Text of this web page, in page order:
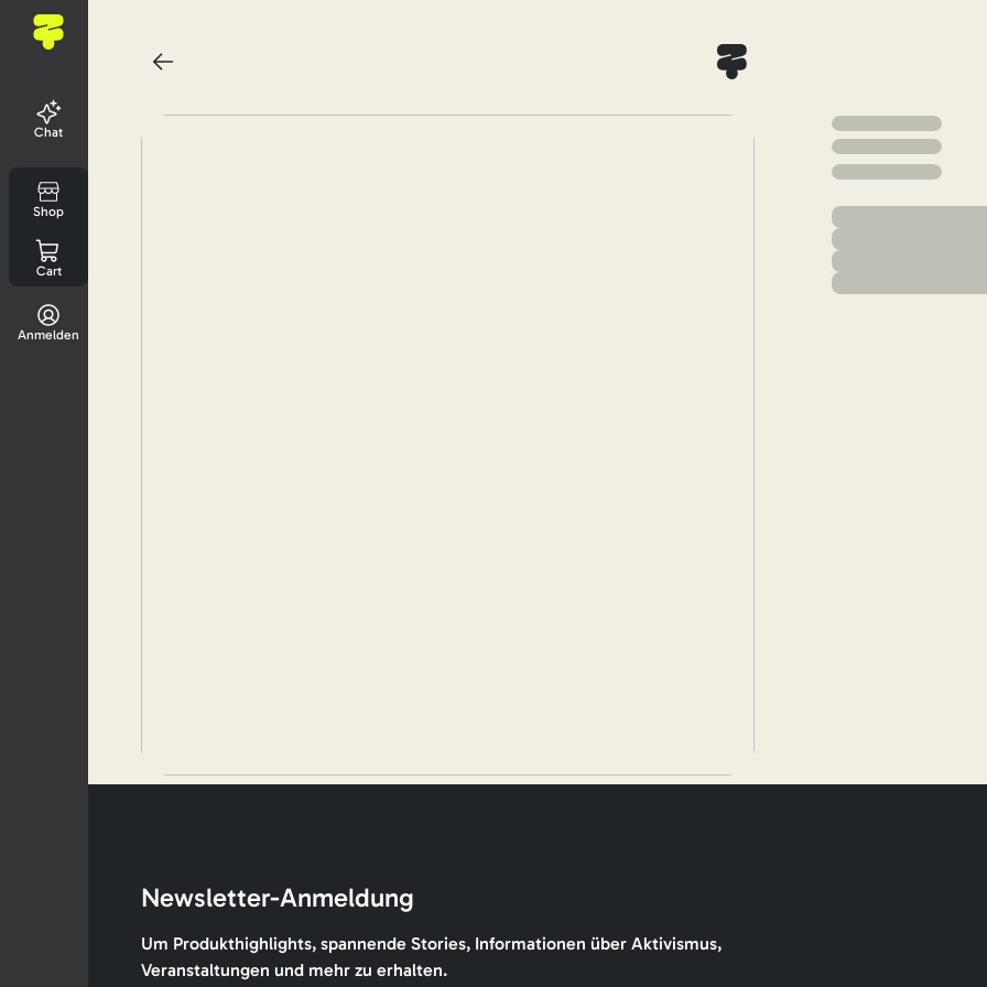
Chat
Shop
Cart
Anmelden
Newsletter-Anmeldung
Um Produkthighlights, spannende Stories, Informationen über Aktivismus,
Veranstaltungen und mehr zu erhalten.